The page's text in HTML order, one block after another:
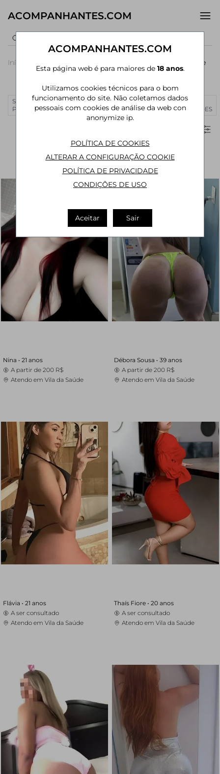
ACOMPANHANTES.COM
Início Vila da Saúde
SÃO
PAULO
RIO DE
JANEIRO
CURITIBA MANAUS
JOÃO
PESSOA
MAIS
CIDADES
Nina • 21 anos
A partir de 200 R$
Atendo em Vila da Saúde
Débora Sousa • 39 anos
A partir de 200 R$
Atendo em Vila da Saúde
Flávia • 21 anos
A ser consultado
Atendo em Vila da Saúde
Thaís Fiore • 20 anos
A ser consultado
Atendo em Vila da Saúde
ACOMPANHANTES.COM
Esta página web é para maiores de 18 anos.
Utilizamos cookies técnicos para o bom
funcionamento do site. Não coletamos dados
pessoais com cookies de análise da web con
anonymize ip.
POLÍTICA DE COOKIES
ALTERAR A CONFIGURAÇÃO COOKIE
POLÍTICA DE PRIVACIDADE
CONDIÇÕES DE USO
Aceitar Sair